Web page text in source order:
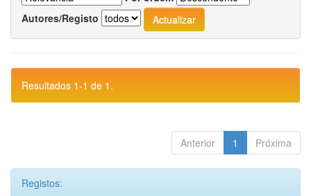
Autores/Registo
Resultados 1-1 de 1.
Anterior 1 Próxima
Registos: